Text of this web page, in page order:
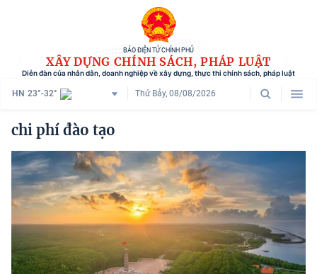
BÁO ĐIỆN TỬ CHÍNH PHỦ
XÂY DỰNG CHÍNH SÁCH, PHÁP LUẬT
Diễn đàn của nhân dân, doanh nghiệp về xây dựng, thực thi chính sách, pháp luật
HN 23°-32° Thứ Bảy, 08/08/2026
Danh mục
Trang chủ
Chính sách mới
Tham vấn chính sách
Người dân góp ý
Doanh nghiệp hiến kế
chi phí đào tạo